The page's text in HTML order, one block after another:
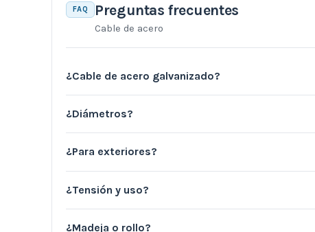
FAQ Preguntas frecuentes
Cable de acero
¿Cable de acero galvanizado?
¿Diámetros?
¿Para exteriores?
¿Tensión y uso?
¿Madeja o rollo?